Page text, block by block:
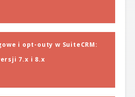
i opt-outy w SuiteCRM:
7.x i 8.x